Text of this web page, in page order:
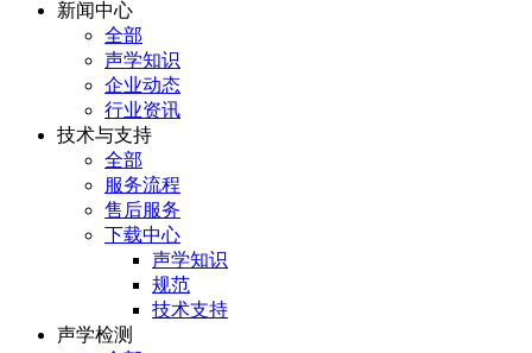
新闻中心
全部
声学知识
企业动态
行业资讯
技术与支持
全部
服务流程
售后服务
下载中心
声学知识
规范
技术支持
声学检测